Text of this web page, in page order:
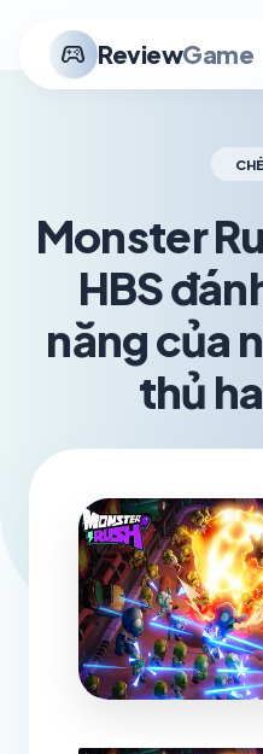
stadia_controller ReviewGame
Monster
HBS
năng của
thủ